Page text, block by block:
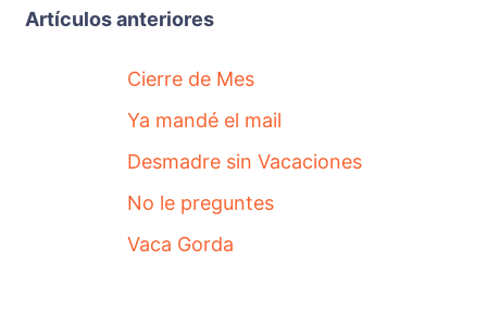
Artículos anteriores
Cierre de Mes
Ya mandé el mail
Desmadre sin Vacaciones
No le preguntes
Vaca Gorda